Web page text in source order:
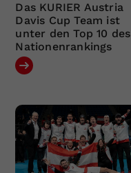
Das KURIER Austria
Davis Cup Team ist
unter den Top 10 des
Nationenrankings